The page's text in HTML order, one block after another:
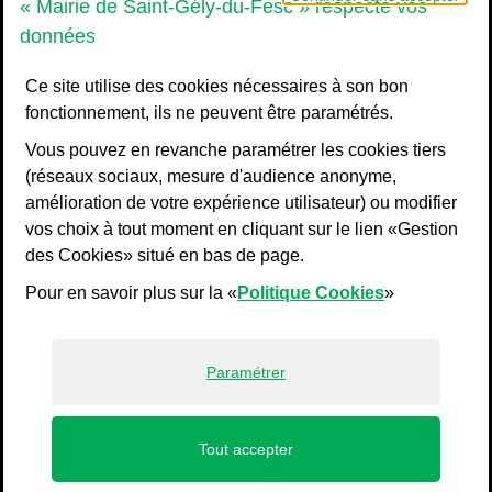
« Mairie de Saint-Gély-du-Fesc » respecte vos
données
Ce site utilise des cookies nécessaires à son bon
fonctionnement, ils ne peuvent être paramétrés.
Vous pouvez en revanche paramétrer les cookies tiers
(réseaux sociaux, mesure d'audience anonyme,
amélioration de votre expérience utilisateur) ou modifier
vos choix à tout moment en cliquant sur le lien «Gestion
des Cookies» situé en bas de page.
Pour en savoir plus sur la «Politique Cookies»
Paramétrer
Tout accepter
de navigation principale
Liens bas de page
Mentions légales
Plan du site
Accessibilité : non conforme
Gestion des cookies